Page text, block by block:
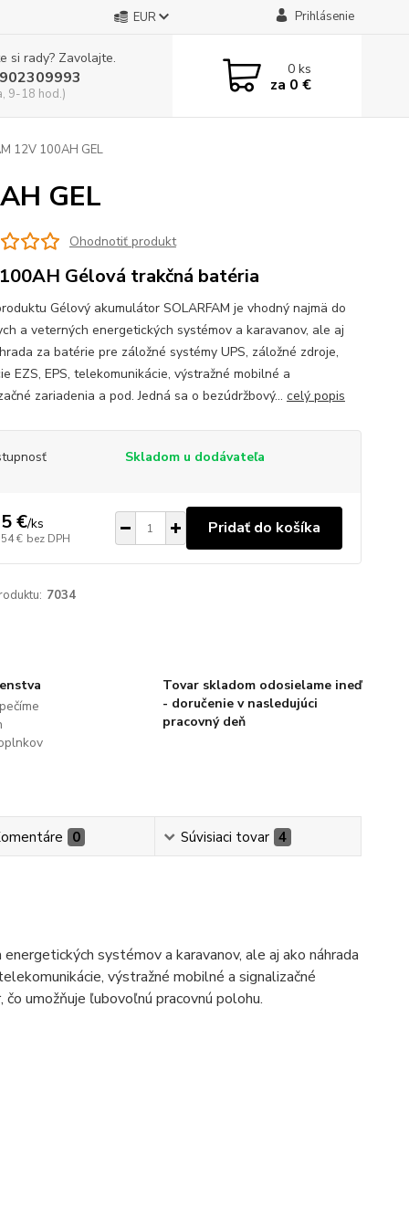
EUR Prihlásenie
si rady? Zavolajte.
9-18 hod.)
0ks
za 0 €
12V 100AH GEL
GEL
Ohodnotiť produkt
Gélová trakčná batéria
Gélový akumulátor SOLARFAM je vhodný najmä do
a veterných energetických systémov a karavanov, ale aj
za batérie pre záložné systémy UPS, záložné zdroje,
EZS, EPS, telekomunikácie, výstražné mobilné a
zariadenia a pod. Jedná sa o bezúdržbový... celý popis
Skladom u dodávateľa
€/ks
€ bez DPH
Pridať do košíka
7034
Tovar skladom odosielame ineď
- doručenie v nasledujúci
pracovný deň
0 Súvisiaci tovar 4
systémov a karavanov, ale aj ako náhrada
výstražné mobilné a signalizačné
umožňuje ľubovoľnú pracovnú polohu.